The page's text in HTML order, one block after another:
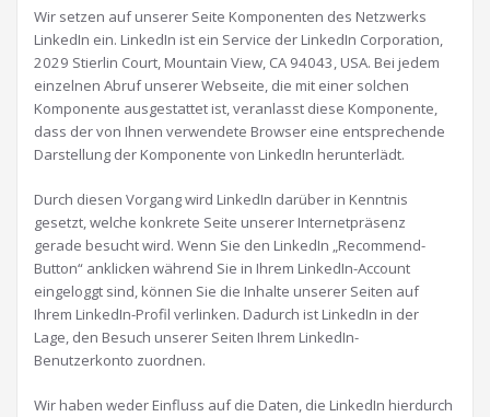
Wir setzen auf unserer Seite Komponenten des Netzwerks
LinkedIn ein. LinkedIn ist ein Service der LinkedIn Corporation,
2029 Stierlin Court, Mountain View, CA 94043, USA. Bei jedem
einzelnen Abruf unserer Webseite, die mit einer solchen
Komponente ausgestattet ist, veranlasst diese Komponente,
dass der von Ihnen verwendete Browser eine entsprechende
Darstellung der Komponente von LinkedIn herunterlädt.
Durch diesen Vorgang wird LinkedIn darüber in Kenntnis
gesetzt, welche konkrete Seite unserer Internetpräsenz
gerade besucht wird. Wenn Sie den LinkedIn „Recommend-
Button“ anklicken während Sie in Ihrem LinkedIn-Account
eingeloggt sind, können Sie die Inhalte unserer Seiten auf
Ihrem LinkedIn-Profil verlinken. Dadurch ist LinkedIn in der
Lage, den Besuch unserer Seiten Ihrem LinkedIn-
Benutzerkonto zuordnen.
Wir haben weder Einfluss auf die Daten, die LinkedIn hierdurch